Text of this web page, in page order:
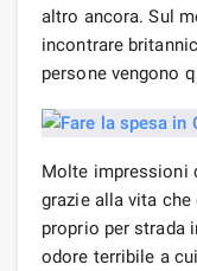
altro ancora. Sul
incontrare
persone vengono
Molte impressioni
grazie alla vita
proprio per strada
odore terribile a